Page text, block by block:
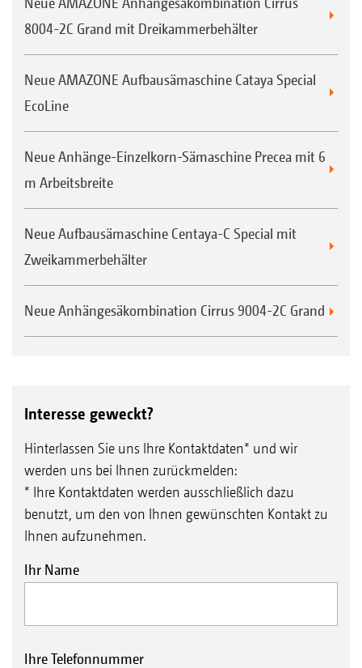
Überdrucksystem für optimale
Förderleistungen
Großes Behältervolumen für lange
Einsatzzeiträume
FTender mit Reifenpacker und/oder
Zusatzgewichten
Kalibrieren per Knopfdruck
8004-2C Grand mit Dreikammerbehälter
Neue AMAZONE Aufbausämaschine Cataya Special
EcoLine
Neue Anhänge-Einzelkorn-Sämaschine Precea mit 6
m Arbeitsbreite
Neue Aufbausämaschine Centaya-C Special mit
Zweikammerbehälter
Neue Anhängesäkombination Cirrus 9004-2C Grand
Interesse geweckt?
Hinterlassen Sie uns Ihre Kontaktdaten* und wir
werden uns bei Ihnen zurückmelden:
* Ihre Kontaktdaten werden ausschließlich dazu
benutzt, um den von Ihnen gewünschten Kontakt zu
Ihnen aufzunehmen.
Ihr Name
Ihre Telefonnummer